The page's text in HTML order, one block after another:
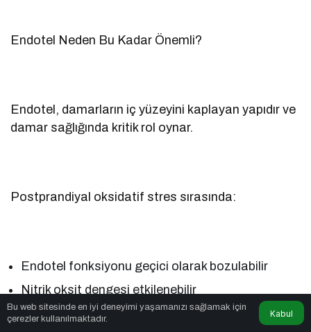
Endotel Neden Bu Kadar Önemli?
Endotel, damarların iç yüzeyini kaplayan yapıdır ve
damar sağlığında kritik rol oynar.
Postprandiyal oksidatif stres sırasında:
Endotel fonksiyonu geçici olarak bozulabilir
Nitrik oksit dengesi etkilenebilir
Damar esnekliği azalabilir
Bu web sitesinde en iyi deneyimi yaşamanızı sağlamak için
çerezler kullanılmaktadır.
Kabul